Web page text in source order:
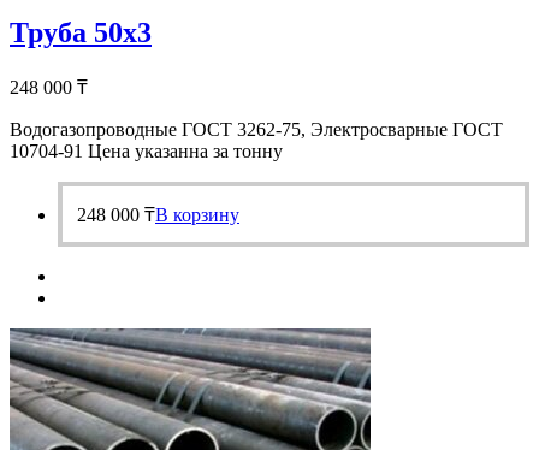
Труба 50х3
248 000 ₸
Водогазопроводные ГОСТ 3262-75, Электросварные ГОСТ
10704-91 Цена указанна за тонну
248 000 ₸В корзину